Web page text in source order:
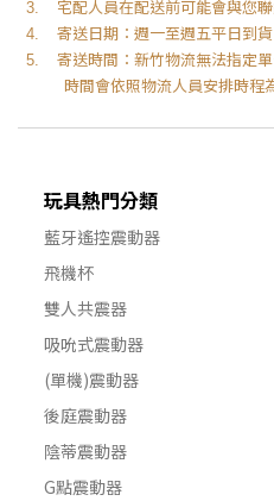
3. 宅配人員在配送前可能會與您
4. 寄送日期：週一至週五平日到
5.
寄送時間：新竹物流無法指定
時間會依照物流人員安排時程
玩具熱門分類
藍牙遙控震動器
飛機杯
雙人共震器
吸吮式震動器
(單機)震動器
後庭震動器
陰蒂震動器
G點震動器